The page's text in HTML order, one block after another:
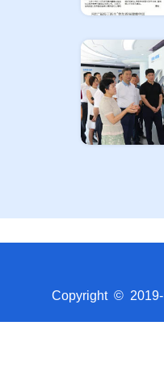
Copyright © 2019-